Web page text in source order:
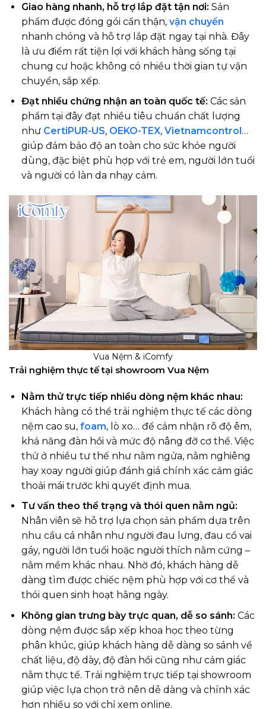
Giao hàng nhanh, hỗ trợ lắp đặt tận nơi: Sản
phẩm được đóng gói cẩn thận, vận chuyển
nhanh chóng và hỗ trợ lắp đặt ngay tại nhà. Đây
là ưu điểm rất tiện lợi với khách hàng sống tại
chung cư hoặc không có nhiều thời gian tự vận
chuyển, sắp xếp.
Đạt nhiều chứng nhận an toàn quốc tế: Các sản
phẩm tại đây đạt nhiều tiêu chuẩn chất lượng
như CertiPUR-US, OEKO-TEX, Vietnamcontrol …
giúp đảm bảo độ an toàn cho sức khỏe người
dùng, đặc biệt phù hợp với trẻ em, người lớn tuổi
và người có làn da nhạy cảm.
Vua Nệm & iComfy
Trải nghiệm thực tế tại showroom Vua Nệm
Nằm thử trực tiếp nhiều dòng nệm khác nhau:
Khách hàng có thể trải nghiệm thực tế các dòng
nệm cao su, foam, lò xo… để cảm nhận rõ độ êm,
khả năng đàn hồi và mức độ nâng đỡ cơ thể. Việc
thử ở nhiều tư thế như nằm ngửa, nằm nghiêng
hay xoay người giúp đánh giá chính xác cảm giác
thoải mái trước khi quyết định mua.
Tư vấn theo thể trạng và thói quen nằm ngủ:
Nhân viên sẽ hỗ trợ lựa chọn sản phẩm dựa trên
nhu cầu cá nhân như người đau lưng, đau cổ vai
gáy, người lớn tuổi hoặc người thích nằm cứng –
nằm mềm khác nhau. Nhờ đó, khách hàng dễ
dàng tìm được chiếc nệm phù hợp với cơ thể và
thói quen sinh hoạt hằng ngày.
Không gian trưng bày trực quan, dễ so sánh: Các
dòng nệm được sắp xếp khoa học theo từng
phân khúc, giúp khách hàng dễ dàng so sánh về
chất liệu, độ dày, độ đàn hồi cũng như cảm giác
nằm thực tế. Trải nghiệm trực tiếp tại showroom
giúp việc lựa chọn trở nên dễ dàng và chính xác
hơn nhiều so với chỉ xem online.